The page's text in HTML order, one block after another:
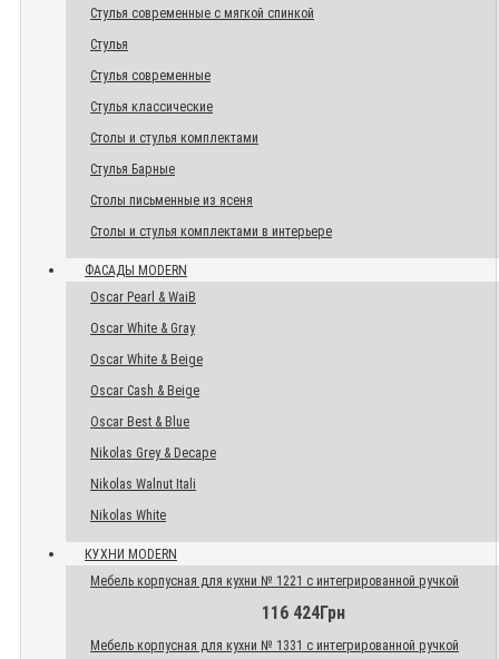
Стулья современные с мягкой спинкой
Стулья
Стулья современные
Стулья классические
Столы и стулья комплектами
Стулья Барные
Столы письменные из ясеня
Столы и стулья комплектами в интерьере
ФАСАДЫ MODERN
Oscar Pearl & WaiB
Oscar White & Gray
Oscar White & Beige
Oscar Cash & Beige
Oscar Best & Blue
Nikolas Grey & Decape
Nikolas Walnut Itali
Nikolas White
КУХНИ MODERN
Мебель корпусная для кухни № 1221 с интегрированной ручкой
116 424Грн
Мебель корпусная для кухни № 1331 с интегрированной ручкой